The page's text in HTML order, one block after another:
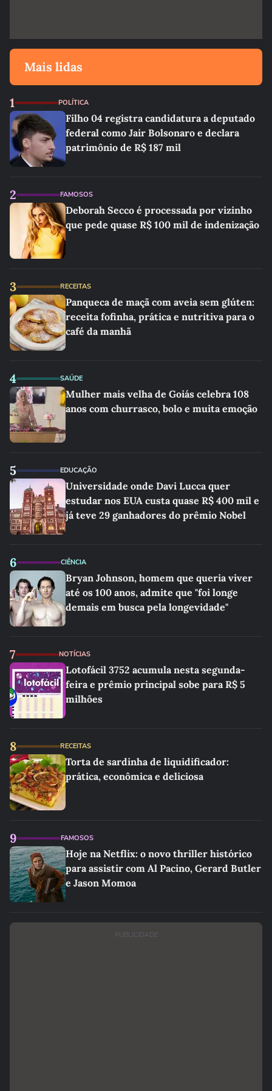
Mais lidas
1 POLÍTICA
Filho 04 registra candidatura a deputado
federal como Jair Bolsonaro e declara
patrimônio de R$ 187 mil
2 FAMOSOS
Deborah Secco é processada por vizinho
que pede quase R$ 100 mil de indenização
3 RECEITAS
Panqueca de maçã com aveia sem glúten:
receita fofinha, prática e nutritiva para o
café da manhã
4 SAÚDE
Mulher mais velha de Goiás celebra 108
anos com churrasco, bolo e muita emoção
5 EDUCAÇÃO
Universidade onde Davi Lucca quer
estudar nos EUA custa quase R$ 400 mil e
já teve 29 ganhadores do prêmio Nobel
6 CIÊNCIA
Bryan Johnson, homem que queria viver
até os 100 anos, admite que "foi longe
demais em busca pela longevidade"
7 NOTÍCIAS
Lotofácil 3752 acumula nesta segunda-
feira e prêmio principal sobe para R$ 5
milhões
8 RECEITAS
Torta de sardinha de liquidificador:
prática, econômica e deliciosa
9 FAMOSOS
Hoje na Netflix: o novo thriller histórico
para assistir com Al Pacino, Gerard Butler
e Jason Momoa
PUBLICIDADE